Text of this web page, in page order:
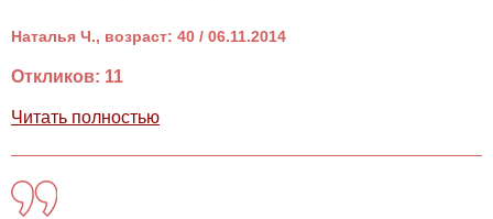
Наталья Ч., возраст: 40 / 06.11.2014
Откликов: 11
Читать полностью